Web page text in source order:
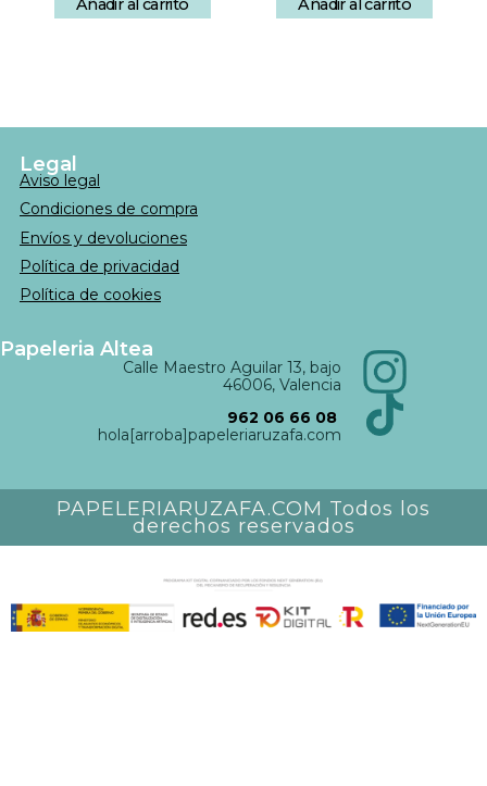
Añadir al carrito Añadir al carrito
Legal
Aviso legal
Condiciones de compra
Envíos y devoluciones
Política de privacidad
Política de cookies
Papeleria Altea
Calle Maestro Aguilar 13, bajo
46006, Valencia
962 06 66 08
hola[arroba]papeleriaruzafa.com
PAPELERIARUZAFA.COM Todos los
derechos reservados